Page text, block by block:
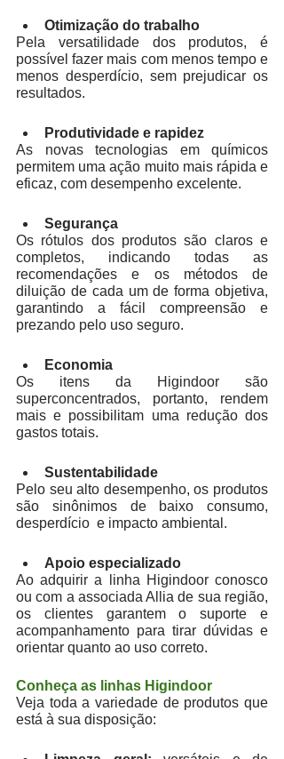
Otimização do trabalho
Pela versatilidade dos produtos, é
possível fazer mais com menos tempo e
menos desperdício, sem prejudicar os
resultados.
Produtividade e rapidez
As novas tecnologias em químicos
permitem uma ação muito mais rápida e
eficaz, com desempenho excelente.
Segurança
Os rótulos dos produtos são claros e
completos, indicando todas as
recomendações e os métodos de
diluição de cada um de forma objetiva,
garantindo a fácil compreensão e
prezando pelo uso seguro.
Economia
Os itens da Higindoor são
superconcentrados, portanto, rendem
mais e possibilitam uma redução dos
gastos totais.
Sustentabilidade
Pelo seu alto desempenho, os produtos
são sinônimos de baixo consumo,
desperdício  e impacto ambiental.
Apoio especializado
Ao adquirir a linha Higindoor conosco
ou com a associada Allia de sua região,
os clientes garantem o suporte e
acompanhamento para tirar dúvidas e
orientar quanto ao uso correto.
Conheça as linhas Higindoor
Veja toda a variedade de produtos que
está à sua disposição: